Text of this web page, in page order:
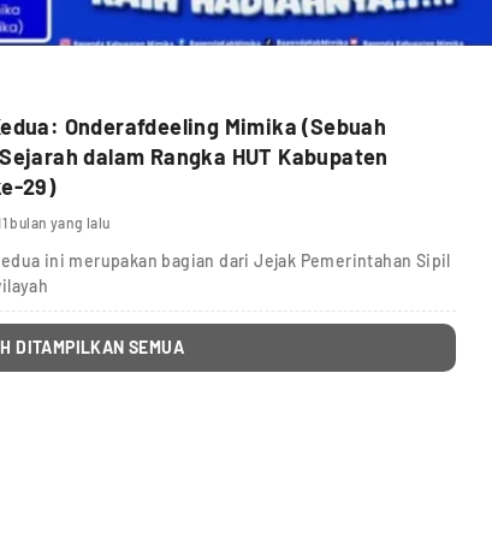
Onderafdeeling Mimika (Sebuah
dalam Rangka HUT Kabupaten
29)
bulan yang lalu
ini merupakan bagian dari Jejak Pemerintahan Sipil
DITAMPILKAN SEMUA